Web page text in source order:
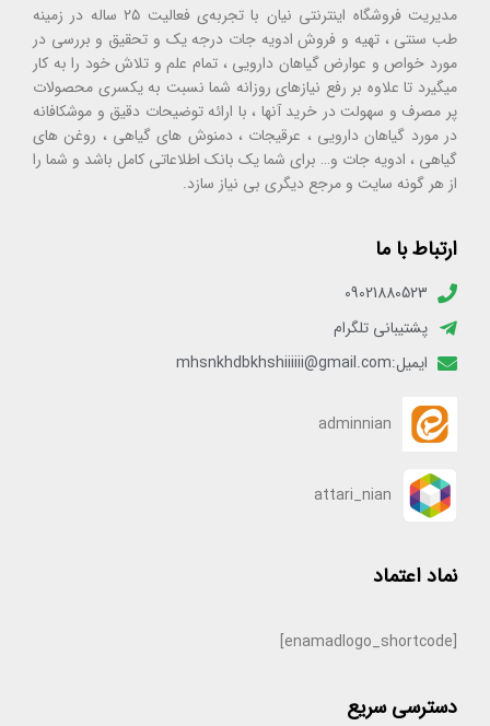
مدیریت فروشگاه اینترنتی نیان با تجربه‌ی فعالیت ۲۵ ساله در زمینه
طب سنتی ، تهیه و فروش ادویه جات درجه یک و تحقیق و بررسی در
مورد خواص و عوارض گیاهان دارویی ، تمام علم و تلاش خود را به کار
میگیرد تا علاوه بر رفع نیازهای روزانه شما نسبت به یکسری محصولات
پر مصرف و سهولت در خرید آنها ، با ارائه توضیحات دقیق و موشکافانه
در مورد گیاهان دارویی ، عرقیجات ، دمنوش های گیاهی ، روغن های
گیاهی ، ادویه جات و… برای شما یک بانک اطلاعاتی کامل باشد و شما را
از هر گونه سایت و مرجع دیگری بی نیاز سازد.
ارتباط با ما
09021880523
پشتیبانی تلگرام
ایمیل:mhsnkhdbkhshiiiiii@gmail.com
adminnian
attari_nian
نماد اعتماد
[enamadlogo_shortcode]
دسترسی سریع